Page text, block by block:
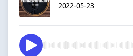
2022-05-23